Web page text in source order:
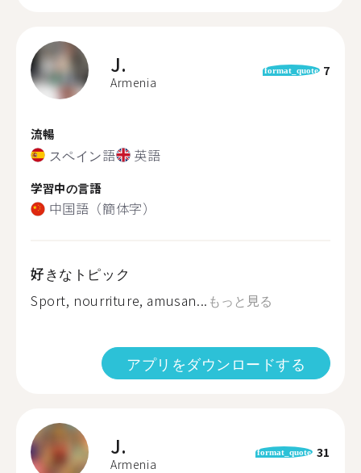
J.
Armenia
format_quote 7
流暢
スペイン語 英語
学習中の言語
中国語（簡体字）
好きなトピック
Sport, nourriture, amusan... もっと見る
アプリをダウンロードする
J.
Armenia
format_quote 31